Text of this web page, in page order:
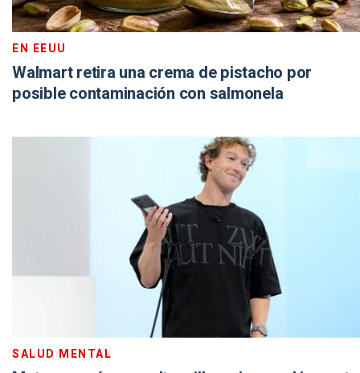
EN EEUU
Walmart retira una crema de pistacho por
posible contaminación con salmonela
SALUD MENTAL